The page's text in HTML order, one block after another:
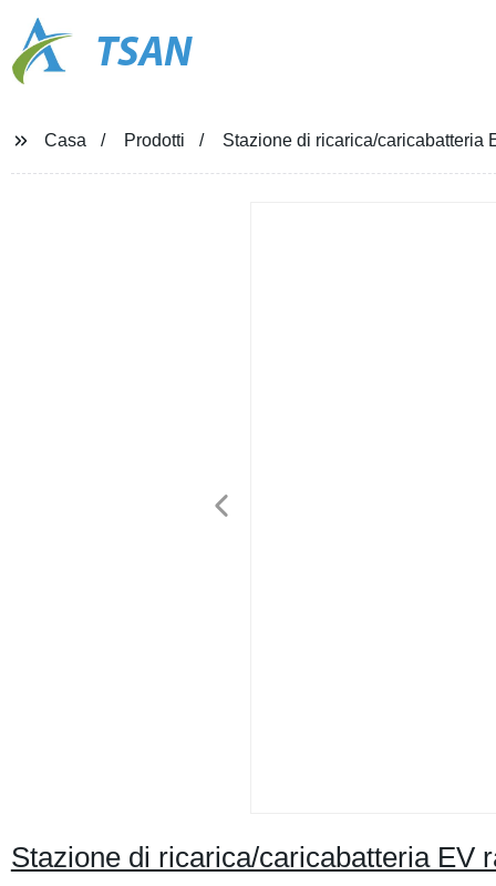
TSAN
Casa Prodotti Stazione di ricarica/caricabatteria
Stazione di ricarica/caricabatteria EV